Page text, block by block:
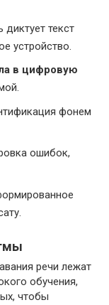
диктует текст
устройство.
в цифровую
фонем
ошибок,
речи лежат
обучения,
чтобы